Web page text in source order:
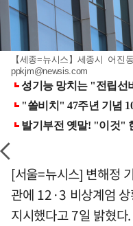
【세종=뉴시스】세종시 어
ppkjm@newsis.com
[서울=뉴시스] 변해정
관에 12·3 비상계엄
지시했다고 7일 밝혔다.